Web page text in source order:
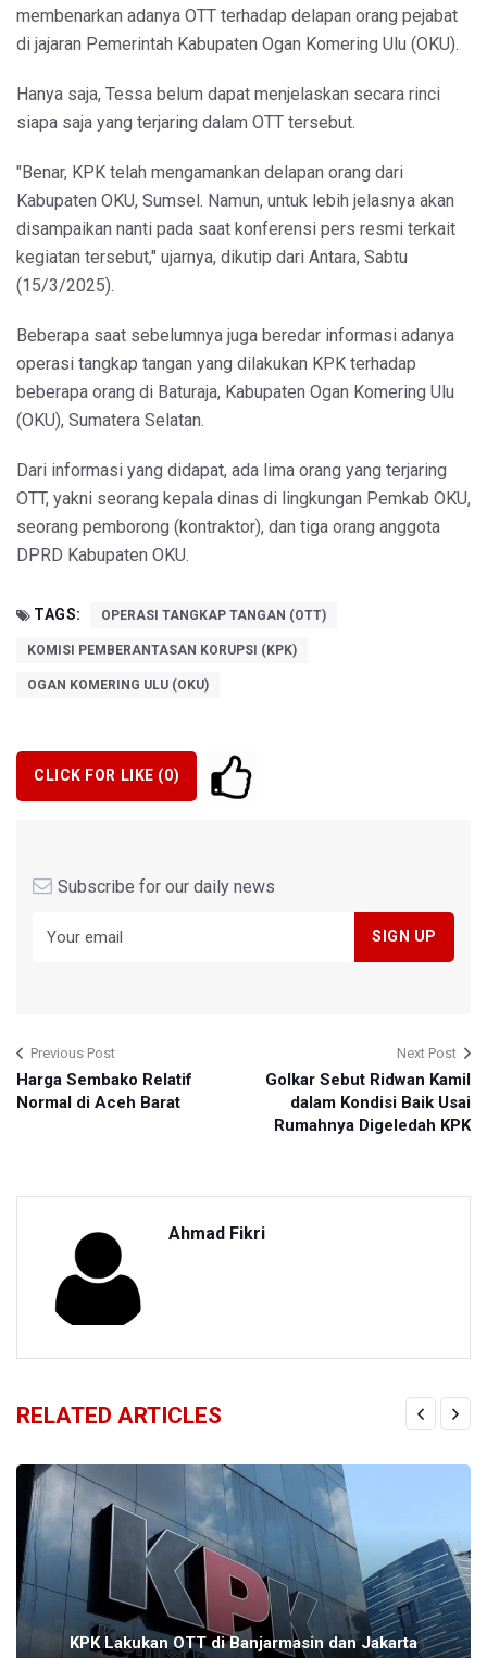
membenarkan adanya OTT terhadap delapan orang pejabat
di jajaran Pemerintah Kabupaten Ogan Komering Ulu (OKU).
Hanya saja, Tessa belum dapat menjelaskan secara rinci
siapa saja yang terjaring dalam OTT tersebut.
"Benar, KPK telah mengamankan delapan orang dari
Kabupaten OKU, Sumsel. Namun, untuk lebih jelasnya akan
disampaikan nanti pada saat konferensi pers resmi terkait
kegiatan tersebut," ujarnya, dikutip dari Antara, Sabtu
(15/3/2025).
Beberapa saat sebelumnya juga beredar informasi adanya
operasi tangkap tangan yang dilakukan KPK terhadap
beberapa orang di Baturaja, Kabupaten Ogan Komering Ulu
(OKU), Sumatera Selatan.
Dari informasi yang didapat, ada lima orang yang terjaring
OTT, yakni seorang kepala dinas di lingkungan Pemkab OKU,
seorang pemborong (kontraktor), dan tiga orang anggota
DPRD Kabupaten OKU.
TAGS: OPERASI TANGKAP TANGAN (OTT)
KOMISI PEMBERANTASAN KORUPSI (KPK)
OGAN KOMERING ULU (OKU)
CLICK FOR LIKE (0)
Subscribe for our daily news
Previous Post
Harga Sembako Relatif
Normal di Aceh Barat
Next Post
Golkar Sebut Ridwan Kamil
dalam Kondisi Baik Usai
Rumahnya Digeledah KPK
Ahmad Fikri
RELATED ARTICLES
KPK Lakukan OTT di Banjarmasin dan Jakarta